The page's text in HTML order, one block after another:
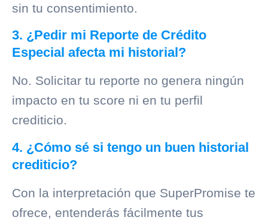
sin tu consentimiento.
3. ¿Pedir mi Reporte de Crédito
Especial afecta mi historial?
No. Solicitar tu reporte no genera ningún
impacto en tu score ni en tu perfil
crediticio.
4. ¿Cómo sé si tengo un buen historial
crediticio?
Con la interpretación que SuperPromise te
ofrece, entenderás fácilmente tus